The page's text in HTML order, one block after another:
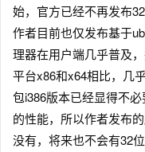
始，官方已经不再发布
作者目前也仅发布基于
理器在用户端几乎普及
平台x86和x64相比，几
包i386版本已经显得不
的性能，所以作者发布
没有，将来也不会有32位